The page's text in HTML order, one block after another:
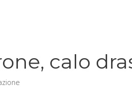
calo